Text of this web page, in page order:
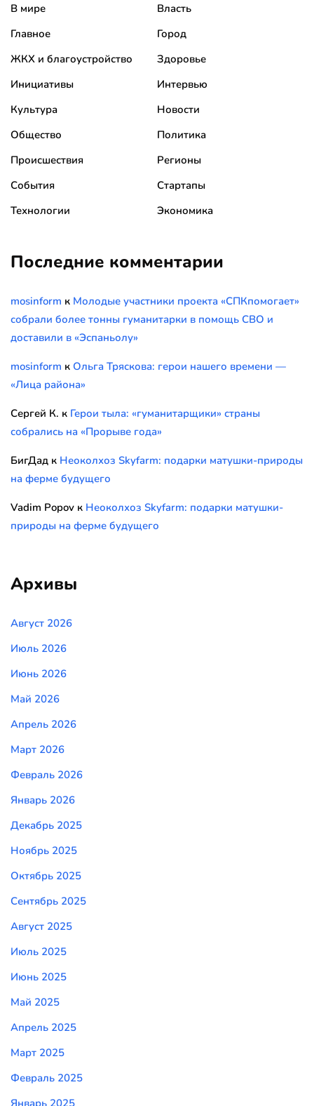
В мире
Власть
Главное
Город
ЖКХ и благоустройство
Здоровье
Инициативы
Интервью
Культура
Новости
Общество
Политика
Происшествия
Регионы
События
Стартапы
Технологии
Экономика
Последние комментарии
mosinform к Молодые участники проекта «СПКпомогает»
собрали более тонны гуманитарки в помощь СВО и
доставили в «Эспаньолу»
mosinform к Ольга Тряскова: герои нашего времени —
«Лица района»
Сергей К. к Герои тыла: «гуманитарщики» страны
собрались на «Прорыве года»
БигДад к Неоколхоз Skyfarm: подарки матушки-природы
на ферме будущего
Vadim Popov к Неоколхоз Skyfarm: подарки матушки-
природы на ферме будущего
Архивы
Август 2026
Июль 2026
Июнь 2026
Май 2026
Апрель 2026
Март 2026
Февраль 2026
Январь 2026
Декабрь 2025
Ноябрь 2025
Октябрь 2025
Сентябрь 2025
Август 2025
Июль 2025
Июнь 2025
Май 2025
Апрель 2025
Март 2025
Февраль 2025
Январь 2025